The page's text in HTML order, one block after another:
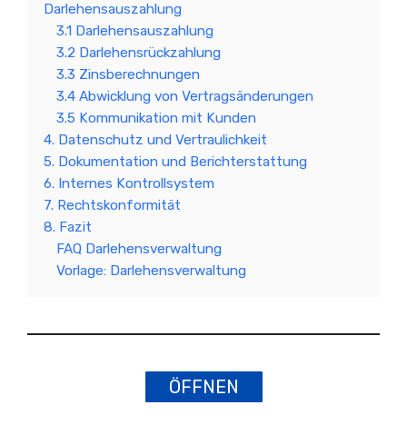
Darlehensauszahlung
3.1 Darlehensauszahlung
3.2 Darlehensrückzahlung
3.3 Zinsberechnungen
3.4 Abwicklung von Vertragsänderungen
3.5 Kommunikation mit Kunden
4. Datenschutz und Vertraulichkeit
5. Dokumentation und Berichterstattung
6. Internes Kontrollsystem
7. Rechtskonformität
8. Fazit
FAQ Darlehensverwaltung
Vorlage: Darlehensverwaltung
ÖFFNEN